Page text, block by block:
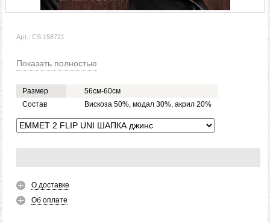
Арт.: CS 158721
Показать полностью
Размер
56см-60см
Состав
Вискоза 50%, модал 30%, акрил 20%
О доставке
Об оплате